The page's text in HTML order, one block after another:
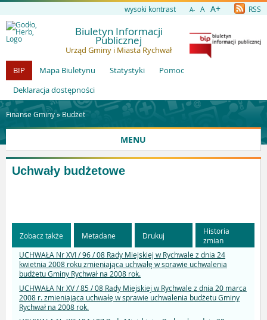
wysoki kontrast A- A A+ RSS
Biuletyn Informacji
Publicznej
Urząd Gminy i Miasta Rychwał
BIP
Mapa Biuletynu Statystyki
Pomoc
Deklaracja dostępności
Finanse Gminy » Budżet
MENU
Uchwały budżetowe
Zobacz także Metadane Drukuj
Historia
zmian
UCHWAŁA Nr XVI / 96 / 08 Rady Miejskiej w Rychwale z dnia 24
kwietnia 2008 roku zmieniająca uchwałę w sprawie uchwalenia
budżetu Gminy Rychwał na 2008 rok.
UCHWAŁA Nr XV / 85 / 08 Rady Miejskiej w Rychwale z dnia 20 marca
2008 r. zmieniająca uchwałę w sprawie uchwalenia budżetu Gminy
Rychwał na 2008 rok.